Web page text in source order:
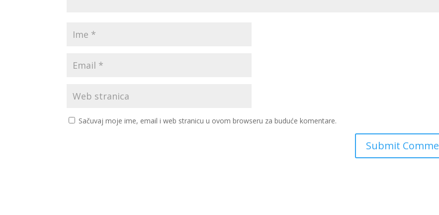
Sačuvaj moje ime, email i web stranicu u ovom browseru za buduće komentare.